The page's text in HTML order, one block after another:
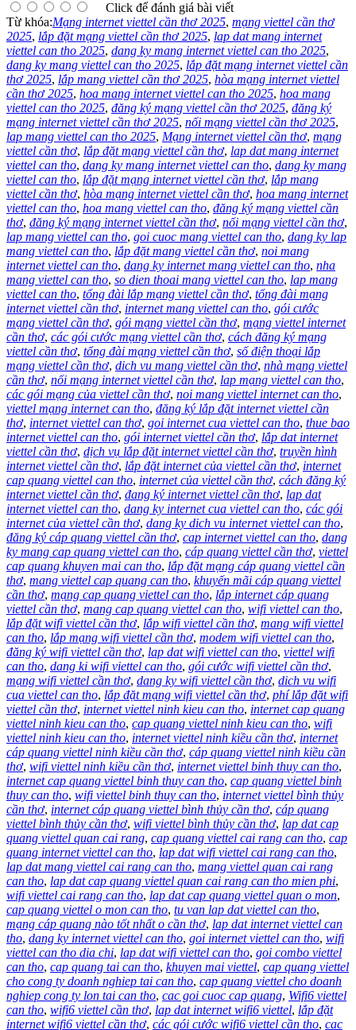
Click để đánh giá bài viết
Từ khóa:Mạng internet viettel cần thơ 2025, mạng viettel cần thơ
2025, lắp đặt mạng viettel cần thơ 2025, lap dat mang internet
viettel can tho 2025, dang ky mang internet viettel can tho 2025,
dang ky mang viettel can tho 2025, lắp đặt mạng internet viettel cần
thơ 2025, lắp mang viettel cần thơ 2025, hòa mạng internet viettel
cần thơ 2025, hoa mang internet viettel can tho 2025, hoa mang
viettel can tho 2025, đăng ký mạng viettel cần thơ 2025, đăng ký
mạng internet viettel cần thơ 2025, nối mạng viettel cần thơ 2025,
lap mang viettel can tho 2025, Mạng internet viettel cần thơ, mạng
viettel cần thơ, lắp đặt mạng viettel cần thơ, lap dat mang internet
viettel can tho, dang ky mang internet viettel can tho, dang ky mang
viettel can tho, lắp đặt mạng internet viettel cần thơ, lắp mang
viettel cần thơ, hòa mạng internet viettel cần thơ, hoa mang internet
viettel can tho, hoa mang viettel can tho, đăng ký mạng viettel cần
thơ, đăng ký mạng internet viettel cần thơ, nối mạng viettel cần thơ,
lap mang viettel can tho, goi cuoc mang viettel can tho, dang ky lap
mang viettel can tho, lắp đặt mang viettel cần thơ, noi mang
internet viettel can tho, dang ky internet mang viettel can tho, nha
mang viettel can tho, so dien thoai mang viettel can tho, lap mang
viettel can tho, tổng đài lắp mạng viettel cần thơ, tổng đài mạng
internet viettel cần thơ, internet mang viettel can tho, gói cước
mạng viettel cần thơ, gói mạng viettel cần thơ, mạng viettel internet
cần thơ, các gói cước mạng viettel cần thơ, cách đăng ký mạng
viettel cần thơ, tổng đài mạng viettel cần thơ, số điện thoại lắp
mạng viettel cần thơ, dich vu mang viettel cần thơ, nhà mạng viettel
cần thơ, nối mạng internet viettel cần thơ, lap mạng viettel can tho,
các gói mạng của viettel cần thơ, noi mang viettel internet can tho,
viettel mạng internet can tho, đăng ký lắp đặt internet viettel cần
thơ, internet viettel can thơ, goi internet cua viettel can tho, thue bao
internet viettel can tho, gói internet viettel cần thơ, lắp dat internet
viettel cần thơ, dịch vụ lắp đặt internet viettel cần thơ, truyền hình
internet viettel cần thơ, lắp đặt internet của viettel cần thơ, internet
cap quang viettel can tho, internet của viettel cần thơ, cách đăng ký
internet viettel cần thơ, đang ký internet viettel cần thơ, lap dat
internet viettel can tho, dang ky internet cua viettel can tho, các gói
internet của viettel cần thơ, dang ky dich vu internet viettel can tho,
đăng ký cáp quang viettel cần thơ, cap internet viettel can tho, dang
ky mang cap quang viettel can tho, cáp quang viettel cần thơ, viettel
cap quang khuyen mai can tho, lắp đặt mạng cáp quang viettel cần
thơ, mang viettel cap quang can tho, khuyến mãi cáp quang viettel
cần thơ, mạng cap quang viettel can tho, lắp internet cáp quang
viettel cần thơ, mang cap quang viettel can tho, wifi viettel can tho,
lắp đặt wifi viettel cần thơ, lắp wifi viettel cần thơ, mang wifi viettel
can tho, lắp mạng wifi viettel cần thơ, modem wifi viettel can tho,
đăng ký wifi viettel cần thơ, lap dat wifi viettel can tho, viettel wifi
can tho, dang ki wifi viettel can tho, gói cước wifi viettel cần thơ,
mạng wifi viettel cần thơ, dang ky wifi viettel cần thơ, dich vu wifi
cua viettel can tho, lắp đặt mạng wifi viettel cần thơ, phí lắp đặt wifi
viettel cần thơ, internet viettel ninh kieu can tho, internet cap quang
viettel ninh kieu can tho, cap quang viettel ninh kieu can tho, wifi
viettel ninh kieu can tho, internet viettel ninh kiều cần thơ, internet
cáp quang viettel ninh kiều cần thơ, cáp quang viettel ninh kiều cần
thơ, wifi viettel ninh kiều cần thơ, internet viettel binh thuy can tho,
internet cap quang viettel binh thuy can tho, cap quang viettel binh
thuy can tho, wifi viettel binh thuy can tho, internet viettel bình thủy
cần thơ, internet cáp quang viettel bình thủy cần thơ, cáp quang
viettel bình thủy cần thơ, wifi viettel bình thủy cần thơ, lap dat cap
quang viettel quan cai rang, cap quang viettel cai rang can tho, cap
quang internet viettel can tho, lap dat wifi viettel cai rang can tho,
lap dat mang viettel cai rang can tho, mang viettel quan cai rang
can tho, lap dat cap quang viettel quan cai rang can tho mien phi,
wifi viettel cai rang can tho, lap dat cap quang viettel quan o mon,
cap quang viettel o mon can tho, tu van lap dat viettel can tho,
mạng cáp quang nào tốt nhất o cần thơ, lap dat internet viettel can
tho, dang ky internet viettel can tho, goi internet viettel can tho, wifi
viettel can tho dia chi, lap dat wifi viettel can tho, goi combo viettel
can tho, cap quang tai can tho, khuyen mai viettel, cap quang viettel
cho cong ty doanh nghiep tai can tho, cap quang viettel cho doanh
nghiep cong ty lon tai can tho, cac goi cuoc cap quang, Wifi6 viettel
can tho, wifi6 viettel cần thơ, lap dat internet wifi6 viettel, lắp đặt
internet wifi6 viettel cần thơ, các gói cước wifi6 viettel cần tho, cac